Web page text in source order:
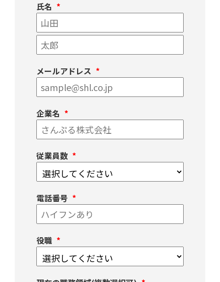
氏名
メールアドレス
企業名
従業員数
電話番号
役職